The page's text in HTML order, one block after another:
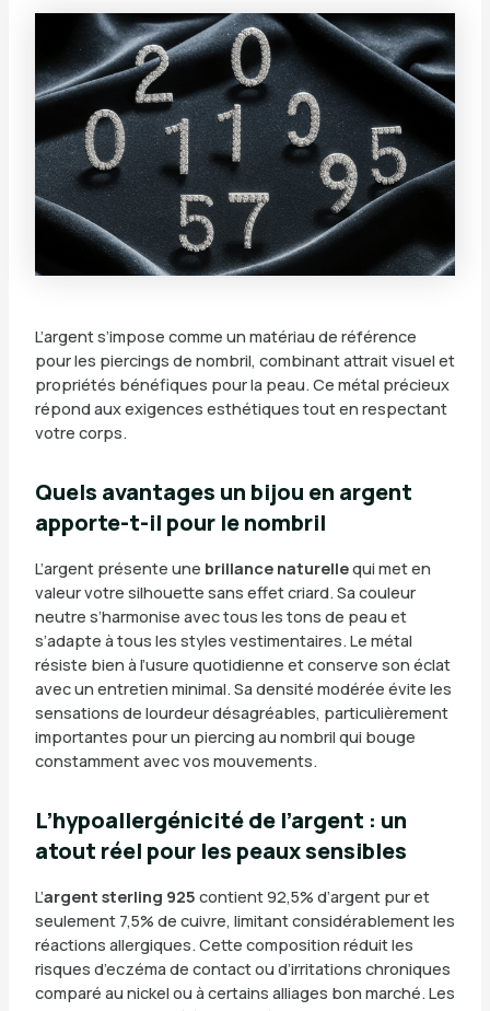
L’argent s’impose comme un matériau de référence
pour les piercings de nombril, combinant attrait visuel et
propriétés bénéfiques pour la peau. Ce métal précieux
répond aux exigences esthétiques tout en respectant
votre corps.
Quels avantages un bijou en argent
apporte-t-il pour le nombril
L’argent présente une brillance naturellequi met en
valeur votre silhouette sans effet criard. Sa couleur
neutre s’harmonise avec tous les tons de peau et
s’adapte à tous les styles vestimentaires. Le métal
résiste bien à l’usure quotidienne et conserve son éclat
avec un entretien minimal. Sa densité modérée évite les
sensations de lourdeur désagréables, particulièrement
importantes pour un piercing au nombril qui bouge
constamment avec vos mouvements.
L’hypoallergénicité de l’argent : un
atout réel pour les peaux sensibles
L’argent sterling 925 contient 92,5% d’argent pur et
seulement 7,5% de cuivre, limitant considérablement les
réactions allergiques. Cette composition réduit les
risques d’eczéma de contact ou d’irritations chroniques
comparé au nickel ou à certains alliages bon marché. Les